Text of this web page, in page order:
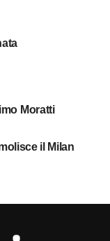
Moratti
il Milan